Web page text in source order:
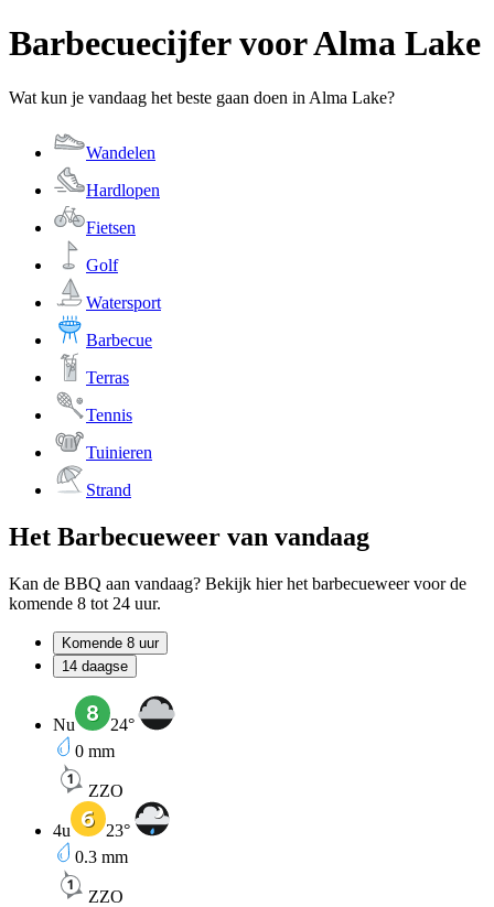
Barbecuecijfer voor Alma Lake
Wat kun je vandaag het beste gaan doen in Alma Lake?
Wandelen
Hardlopen
Fietsen
Golf
Watersport
Barbecue
Terras
Tennis
Tuinieren
Strand
Het Barbecueweer van vandaag
Kan de BBQ aan vandaag? Bekijk hier het barbecueweer voor de
komende 8 tot 24 uur.
Komende 8 uur
14 daagse
Nu 24°
0 mm
ZZO
4u 23°
0.3 mm
ZZO